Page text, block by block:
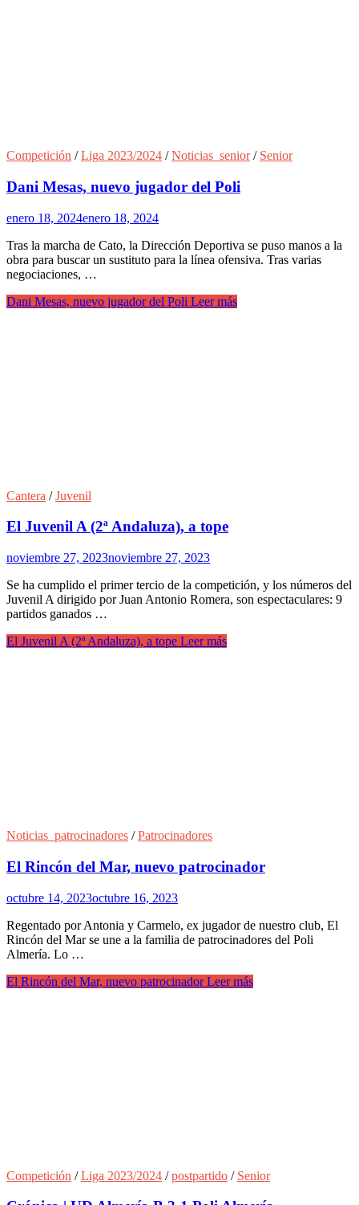
Competición /Liga 2023/2024 /Noticias_senior/ Senior
Dani Mesas, nuevo jugador del Poli
enero 18, 2024enero 18, 2024
Tras la marcha de Cato, la Dirección Deportiva se puso manos a la
obra para buscar un sustituto para la línea ofensiva. Tras varias
negociaciones, …
Dani Mesas, nuevo jugador del Poli Leer más
Cantera /Juvenil
El Juvenil A (2ª Andaluza), a tope
noviembre 27, 2023noviembre 27, 2023
Se ha cumplido el primer tercio de la competición, y los números del
Juvenil A dirigido por Juan Antonio Romera, son espectaculares: 9
partidos ganados …
El Juvenil A (2ª Andaluza), a tope Leer más
Noticias_patrocinadores /Patrocinadores
El Rincón del Mar, nuevo patrocinador
octubre 14, 2023octubre 16, 2023
Regentado por Antonia y Carmelo, ex jugador de nuestro club, El
Rincón del Mar se une a la familia de patrocinadores del Poli
Almería. Lo …
El Rincón del Mar, nuevo patrocinadorLeer más
Competición /Liga 2023/2024 /postpartido / Senior